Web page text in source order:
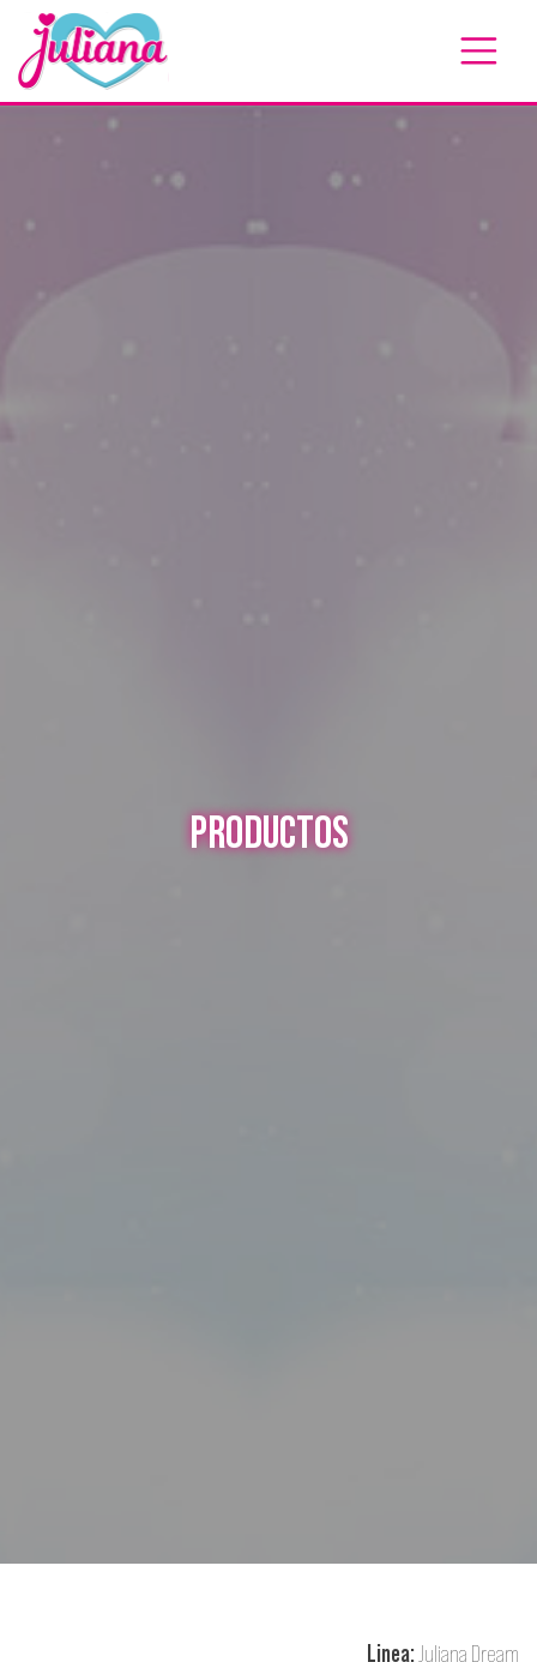
PRODUCTOS
Linea: Juliana Dream